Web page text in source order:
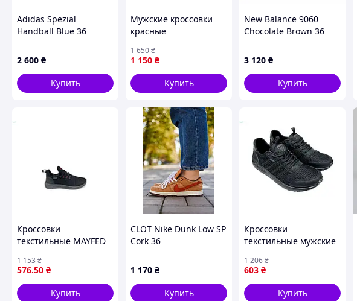
Adidas Spezial
Handball Blue 36
2 600 ₴
Купить
Мужские кроссовки
красные
Armour HOVR , легкие
44 45
1 150 ₴
1 650₴
Купить
New Balance 9060
Chocolate Brown 36
3 120 ₴
Купить
Кроссовки
текстильные MAYFED
средней полноты с
резиновой вставкой и
подошвой ПВХ
576.50 ₴
1 153₴
Купить
CLOT Nike Dunk Low SP
Cork 36
1 170 ₴
Купить
Кроссовки
текстильные мужские
для активного отдыха
и повседневной носки
603 ₴
1 206₴
Купить